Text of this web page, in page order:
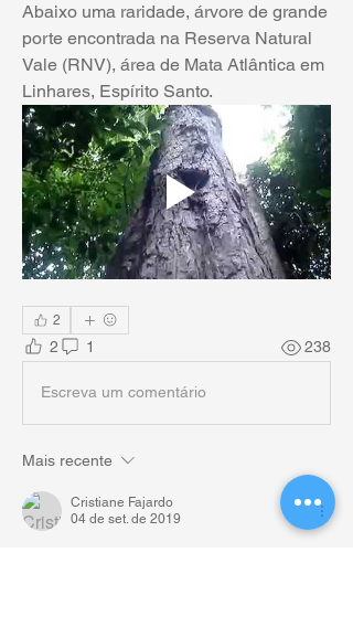
Abaixo uma raridade, árvore de grande
porte encontrada na Reserva Natural
Vale (RNV), área de Mata Atlântica em
Linhares, Espírito Santo.
2
2 1 238
Escreva um comentário
Mais recente
Cristiane Fajardo
04 de set. de 2019